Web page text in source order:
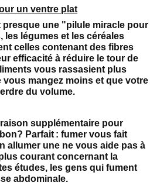
un ventre plat
presque une "pilule miracle pour
les légumes et les céréales
celles contenant des fibres
efficacité à réduire le tour de
vous rassasient plus
vous mangez moins et que votre
du volume.
supplémentaire pour
Parfait : fumer vous fait
allumer une ne vous aide pas à
courant concernant la
études, les gens qui fument
abdominale.